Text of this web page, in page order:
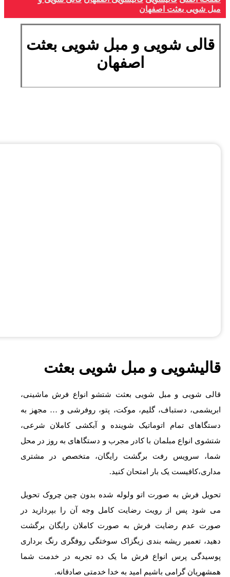
مبل شویی بعثت اصفهان
قالی شویی و مبل شویی بعثت
اصفهان
قالیشویی و مبل شویی بعثت
قالی شویی و مبل شویی بعثت شتشو انواع فرش ماشینی،
ابریشمی، دستباف، گلیم، موکت، پتو، روفرشی و … مجهز به
دستگاهای تمام اتوماتیک شوینده و آبکشی کاملان شرعی،
شتشوی انواع مبلمان با کادر مجرب و دستگاهای به روز در محل
شما، سرویس رفت برگشت رایگان، متخصص در مشتری
مداری،کافیست یک بار امتحان کنید.
تحویل فرش به صورت اتو ولوله شده بدون چین چروک تحویل
می شود پس از رویت رضایت کامل وجه آن را بپردازید در
صورت عدم رضایت فرش به صورت کاملان رایگان برگشت
دهید، تعمیر ریشه بندی زیگزاک سوختگی روفگری رنگ برداری
پوسیدگی پرس انواع فرش ما یک ده تجربه در خدمت شما
همشهریان گرامی باشیم امید به خدا خدمتی صادقانه.